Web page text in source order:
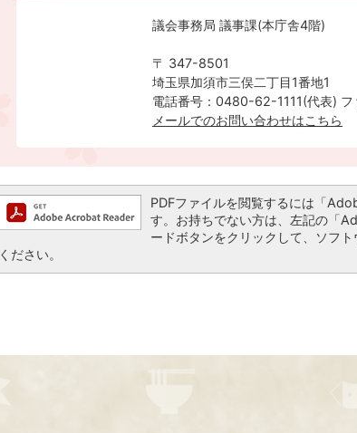
議会事務局 議事課(本庁舎4階)
〒 347-8501
埼玉県加須市三俣二丁目1番地1
電話番号：0480-62-1111(代表)
メールでのお問い合わせはこちら
PDFファイルを閲覧するには「
す。お持ちでない方は、左記の「
ードボタンをクリックして、ソフ
ください。